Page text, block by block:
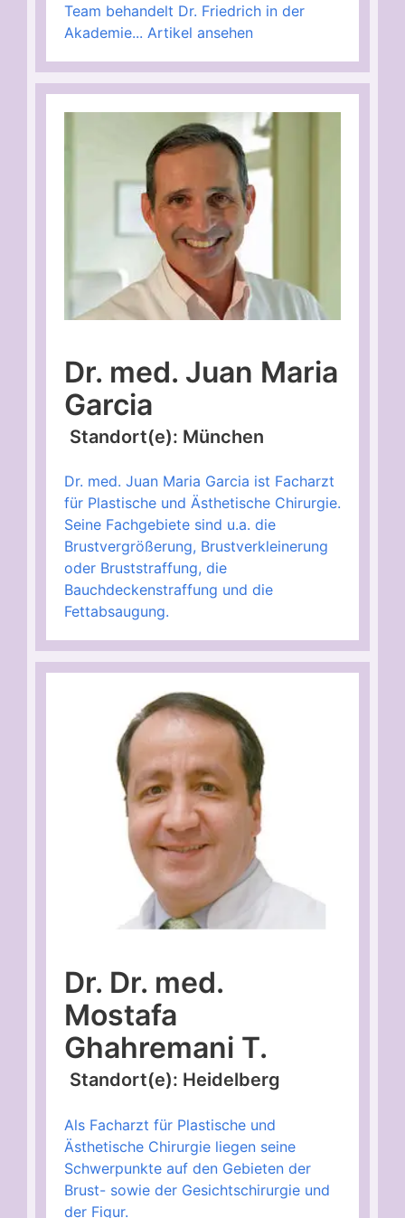
Team behandelt Dr. Friedrich in der
Akademie... Artikel ansehen
Dr. med. Juan Maria
Garcia
Standort(e): München
Dr. med. Juan Maria Garcia ist Facharzt
für Plastische und Ästhetische Chirurgie.
Seine Fachgebiete sind u.a. die
Brustvergrößerung, Brustverkleinerung
oder Bruststraffung, die
Bauchdeckenstraffung und die
Fettabsaugung.
Dr. Dr. med.
Mostafa
Ghahremani T.
Standort(e): Heidelberg
Als Facharzt für Plastische und
Ästhetische Chirurgie liegen seine
Schwerpunkte auf den Gebieten der
Brust- sowie der Gesichtschirurgie und
der Figur.